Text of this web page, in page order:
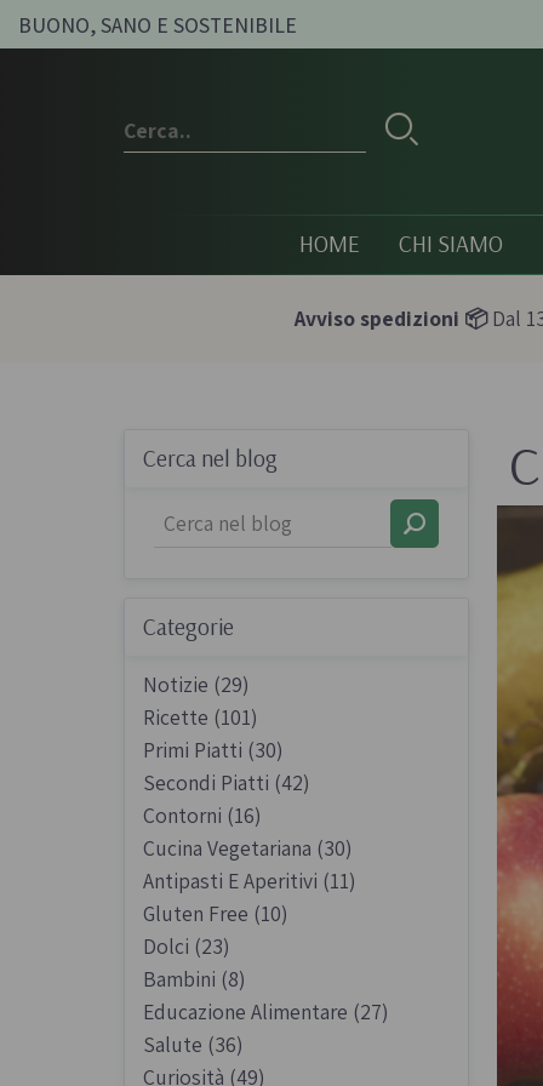
BUONO, SANO E SOSTENIBILE
HOME CHI SIAMO
Conserve e sott'oli
vegetali
Olio,
condimenti
Pesti e paté
Sughi
Biscotti, cioccolato e
dolci
Biscotti artigianali
Dolci tipici siciliani
Cioccolato di Modica
Occasioni al Cioccolato
Prodotti
Avviso spedizioni 📦Dal
Cerca nel blog
Categorie
Notizie (29)
Ricette (101)
Primi Piatti (30)
Secondi Piatti (42)
Contorni (16)
Cucina Vegetariana (30)
Antipasti E Aperitivi (11)
Gluten Free (10)
Dolci (23)
Bambini (8)
Educazione Alimentare (27)
Salute (36)
Curiosità (49)